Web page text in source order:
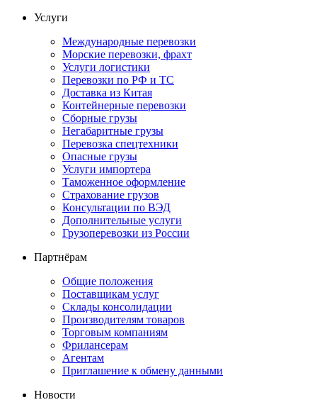
Услуги
Международные перевозки
Морские перевозки, фрахт
Услуги логистики
Перевозки по РФ и ТС
Доставка из Китая
Контейнерные перевозки
Сборные грузы
Негабаритные грузы
Перевозка спецтехники
Опасные грузы
Услуги импортера
Таможенное оформление
Страхование грузов
Консультации по ВЭД
Дополнительные услуги
Грузоперевозки из России
Партнёрам
Общие положения
Поставщикам услуг
Склады консолидации
Производителям товаров
Торговым компаниям
Фрилансерам
Агентам
Приглашение к обмену данными
Новости